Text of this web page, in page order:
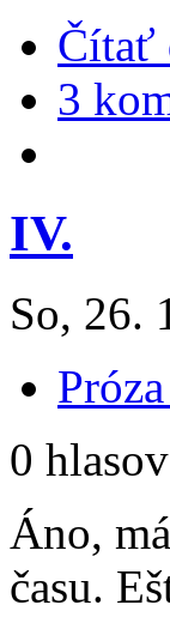
Čítať
3
IV.
So, 26.
0 hlasov
Áno,
času.